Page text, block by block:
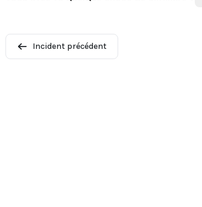
Incident précédent